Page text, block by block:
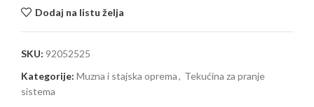
Dodaj na listu želja
SKU: 92052525
Kategorije: Muzna i stajska oprema, Tekućina za pranje
sistema